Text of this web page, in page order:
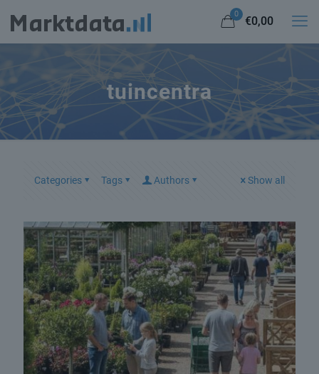
0
€0,00
tuincentra
Categories Tags Authors Show all